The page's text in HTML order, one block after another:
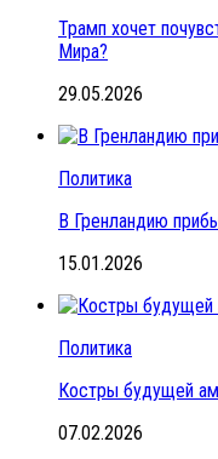
Трамп хочет
Мира?
29.05.2026
Политика
В Гренландию
15.01.2026
Политика
Костры будущей
07.02.2026